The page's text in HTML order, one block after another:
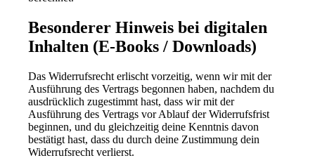
Besonderer Hinweis bei digitalen
Inhalten (E-Books / Downloads)
Das Widerrufsrecht erlischt vorzeitig, wenn wir mit der
Ausführung des Vertrags begonnen haben, nachdem du
ausdrücklich zugestimmt hast, dass wir mit der
Ausführung des Vertrags vor Ablauf der Widerrufsfrist
beginnen, und du gleichzeitig deine Kenntnis davon
bestätigt hast, dass du durch deine Zustimmung dein
Widerrufsrecht verlierst.